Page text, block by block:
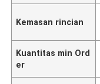
Kemasan rincian
Kuantitas min Ord
er